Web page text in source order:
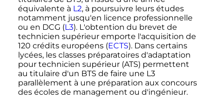
équivalente à L2, à poursuivre leurs études
notamment jusqu'en licence professionnelle
ou en DCG (L3). L'obtention du brevet de
technicien supérieur emporte l'acquisition de
120 crédits européens (ECTS). Dans certains
lycées, les classes préparatoires d'adaptation
pour technicien supérieur (ATS) permettent
au titulaire d'un BTS de faire une L3
parallèlement à une préparation aux concours
des écoles de management ou d'ingénieur.